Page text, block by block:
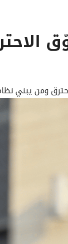
ومن يبني